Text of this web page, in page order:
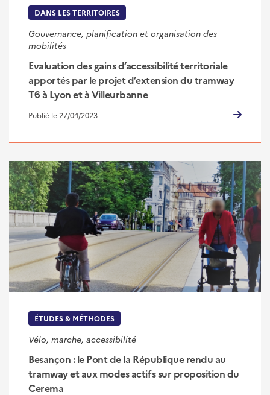
DANS LES TERRITOIRES
Gouvernance, planification et organisation des
mobilités
Evaluation des gains d’accessibilité territoriale
apportés par le projet d’extension du tramway
T6 à Lyon et à Villeurbanne
Publié le 27/04/2023
ÉTUDES & MÉTHODES
Vélo, marche, accessibilité
Besançon : le Pont de la République rendu au
tramway et aux modes actifs sur proposition du
Cerema